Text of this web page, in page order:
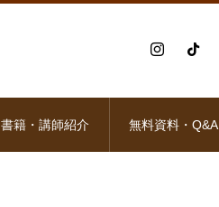
書籍・講師紹介 無料資料・Q&A